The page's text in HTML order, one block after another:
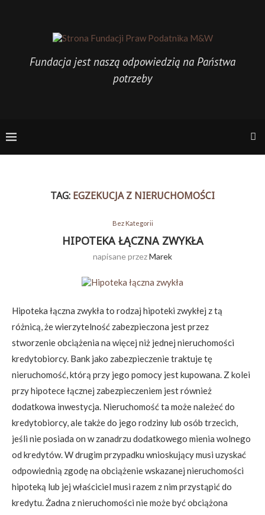
Fundacja jest naszą odpowiedzią na Państwa
potrzeby
TAG: EGZEKUCJA Z NIERUCHOMOŚCI
Bez Kategorii
HIPOTEKA ŁĄCZNA ZWYKŁA
napisane przezMarek
Hipoteka łączna zwykła to rodzaj hipoteki zwykłej z tą
różnicą, że wierzytelność zabezpieczona jest przez
stworzenie obciążenia na więcej niż jednej nieruchomości
kredytobiorcy. Bank jako zabezpieczenie traktuje tę
nieruchomość, którą przy jego pomocy jest kupowana. Z kolei
przy hipotece łącznej zabezpieczeniem jest również
dodatkowa inwestycja. Nieruchomość ta może należeć do
kredytobiorcy, ale także do jego rodziny lub osób trzecich,
jeśli nie posiada on w zanadrzu dodatkowego mienia wolnego
od kredytów. W drugim przypadku wnioskujący musi uzyskać
odpowiednią zgodę na obciążenie wskazanej nieruchomości
hipoteką lub jej właściciel musi razem z nim przystąpić do
kredytu. Żadna z nieruchomości nie może być obciążona